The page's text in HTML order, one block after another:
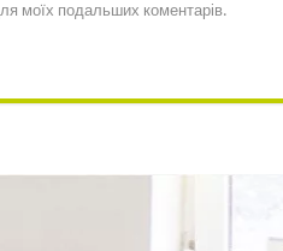
моїх подальших коментарів.